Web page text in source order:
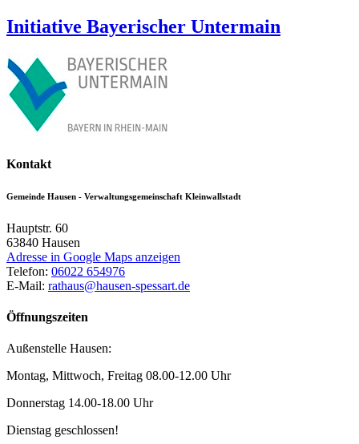
Initiative Bayerischer Untermain
Kontakt
Gemeinde Hausen - Verwaltungsgemeinschaft Kleinwallstadt
Hauptstr. 60
63840 Hausen
Adresse in Google Maps anzeigen
Telefon: 06022 654976
E-Mail: rathaus@hausen-spessart.de
Öffnungszeiten
Außenstelle Hausen:
Montag, Mittwoch, Freitag 08.00-12.00 Uhr
Donnerstag 14.00-18.00 Uhr
Dienstag geschlossen!